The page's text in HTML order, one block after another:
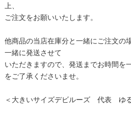
上、
ご注文をお願いいたします。
他商品の当店在庫分と一緒にご注文の
一緒に発送させて
いただきますので、発送までお時間を
をご了承くださいませ。
＜大きいサイズデビルーズ 代表 ゆ